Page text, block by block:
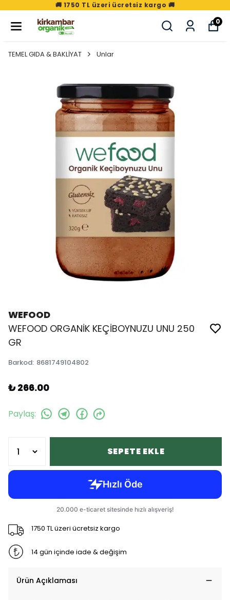
🚚 1750 TL üzeri ücretsiz kargo 🚚
0
TEMEL GIDA & BAKLİYAT Unlar
WEFOOD
WEFOOD ORGANİK KEÇİBOYNUZU UNU 250
GR
Barkod: 8681749104802
₺ 266.00
Paylaş:
SEPETE EKLE
1750 TL üzeri ücretsiz kargo
14 gün içinde iade & değişim
Ürün Açıklaması